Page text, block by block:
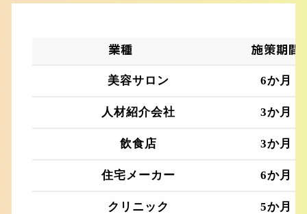
業種 施策期間
美容サロン 6か月
人材紹介会社 3か月
飲食店 3か月
住宅メーカー 6か月
クリニック 5か月